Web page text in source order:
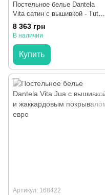
Постельное белье Dantela
Vita сатин с вышивкой - Tutku
евро
8 363 грн
В наличии
Купить
Артикул: 168422